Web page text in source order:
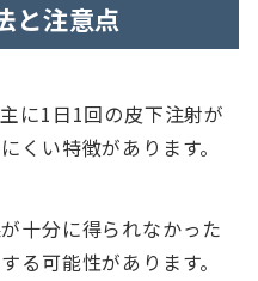
と注意点
に1日1回の皮下注射が
くい特徴があります。
十分に得られなかった
る可能性があります。